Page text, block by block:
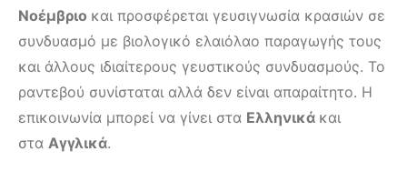
Νοέμβριο και προσφέρεται γευσιγνωσία κρασιών σε
συνδυασμό με βιολογικό ελαιόλαο παραγωγής τους
και άλλους ιδιαίτερους γευστικούς συνδυασμούς. Το
ραντεβού συνίσταται αλλά δεν είναι απαραίτητο. Η
επικοινωνία μπορεί να γίνει στα Ελληνικά και
στα Αγγλικά.